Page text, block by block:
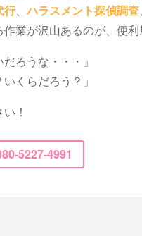
行、ハラスメント探偵調査、
業が沢山あるのが、便利
ろうな・・・」
くらだろう？」
！
5227-4991